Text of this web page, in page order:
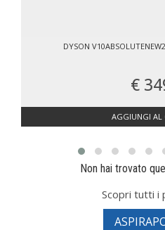
DYSON
€
AGGIUNGI AL
Non hai trovato
Scopri tutti i